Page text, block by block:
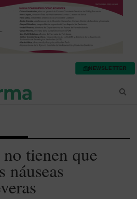
NEWSLETTER
tienen que
náuseas